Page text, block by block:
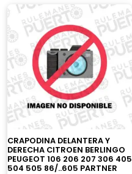
CRAPODINA DELANTERA Y
DERECHA CITROEN BERLINGO
PEUGEOT 106 206 207 306 405
504 505 86/..605 PARTNER